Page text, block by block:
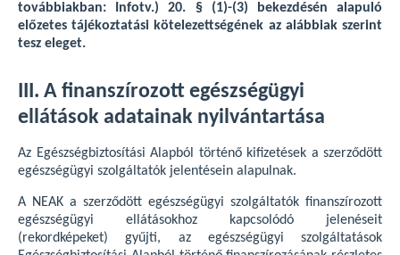
továbbiakban: Infotv.) 20. § (1)-(3) bekezdésén alapuló
előzetes tájékoztatási kötelezettségének az alábbiak szerint
tesz eleget.
III. A finanszírozott egészségügyi
ellátások adatainak nyilvántartása
Az Egészségbiztosítási Alapból történő kifizetések a szerződött
egészségügyi szolgáltatók jelentésein alapulnak.
A NEAK a szerződött egészségügyi szolgáltatók finanszírozott
egészségügyi ellátásokhoz kapcsolódó jelenéseit
(rekordképeket) gyűjti, az egészségügyi szolgáltatások